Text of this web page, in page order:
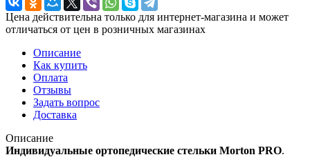
Цена действительна только для интернет-магазина и может
отличаться от цен в розничных магазинах
Описание
Как купить
Оплата
Отзывы
Задать вопрос
Доставка
Описание
Индивидуальные ортопедические стельки Morton PRO.